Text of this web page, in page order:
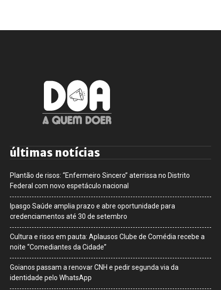
últimas notícias
Plantão de risos: “Enfermeiro Sincero” aterrissa no Distrito
Federal com novo espetáculo nacional
Ipasgo Saúde amplia prazo e abre oportunidade para
credenciamentos até 30 de setembro
Cultura e risos em pauta: Aplausos Clube de Comédia recebe a
noite “Comediantes da Cidade”
Goianos passam a renovar CNH e pedir segunda via da
identidade pelo WhatsApp